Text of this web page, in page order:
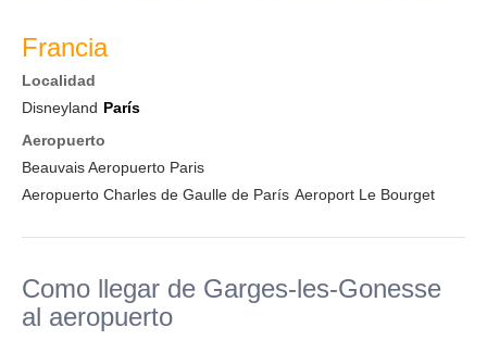
Francia
Localidad
Disneyland París
Aeropuerto
Beauvais Aeropuerto Paris
Aeropuerto Charles de Gaulle de París Aeroport Le Bourget
Como llegar de Garges-les-Gonesse
al aeropuerto